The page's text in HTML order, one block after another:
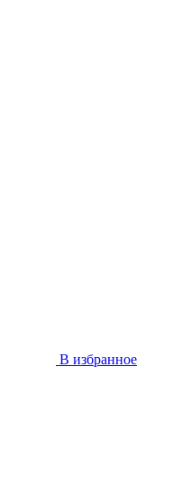
В избранное